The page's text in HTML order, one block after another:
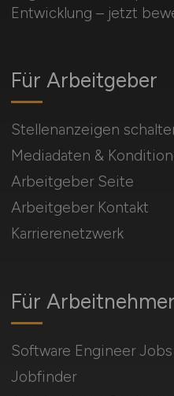
Entwicklung – jetzt
Für Arbeitnehmer
Software Engineer
Jobfinder
Für Arbeitgeber
Stellenanzeigen
Mediadaten &
Arbeitgeber Seite
Arbeitgeber Kontakt
Karrierenetzwerk